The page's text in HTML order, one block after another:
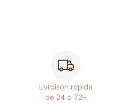
Livraison rapide
de 24 à 72H